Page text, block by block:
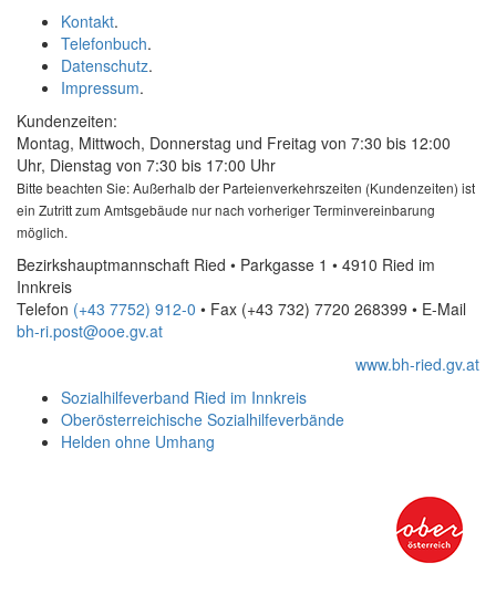
Kontakt.
Telefonbuch.
Datenschutz.
Impressum.
Kundenzeiten:
Montag, Mittwoch, Donnerstag und Freitag von 7:30 bis 12:00
Uhr, Dienstag von 7:30 bis 17:00 Uhr
Bitte beachten Sie: Außerhalb der Parteienverkehrszeiten (Kundenzeiten) ist
ein Zutritt zum Amtsgebäude nur nach vorheriger Terminvereinbarung
möglich.
Bezirkshauptmannschaft Ried • Parkgasse 1 • 4910 Ried im
Innkreis
Telefon (+43 7752) 912-0 • Fax (+43 732) 7720 268399 • E-Mail
bh-ri.post@ooe.gv.at
www.bh-ried.gv.at
Sozialhilfeverband Ried im Innkreis
Oberösterreichische Sozialhilfeverbände
Helden ohne Umhang